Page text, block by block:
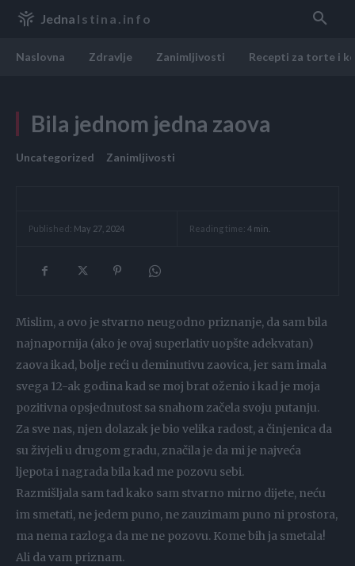
Jedna Istina.info
Naslovna Zdravlje Zanimljivosti Recepti za torte i
Bila jednom jedna zaova
Uncategorized Zanimljivosti
Published: May 27, 2024 Reading time: 4 min.
Mislim, a ovo je stvarno neugodno priznanje, da sam bila
najnapornija (ako je ovaj superlativ uopšte adekvatan)
zaova ikad, bolje reći u deminutivu zaovica, jer sam imala
svega 12-ak godina kad se moj brat oženio i kad je moja
pozitivna opsjednutost sa snahom začela svoju putanju.
Za sve nas, njen dolazak je bio velika radost, a činjenica da
su živjeli u drugom gradu, značila je da mi je najveća
ljepota i nagrada bila kad me pozovu sebi.
Razmišljala sam tad kako sam stvarno mirno dijete, neću
im smetati, ne jedem puno, ne zauzimam puno ni prostora,
ma nema razloga da me ne pozovu. Kome bih ja smetala!
Ali da vam priznam.